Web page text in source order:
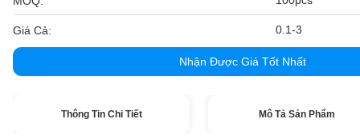
Giá Cả: 0.1-3
Nhận Được Giá Tốt Nhất
Thông Tin Chi Tiết Mô Tả Sản Phẩm